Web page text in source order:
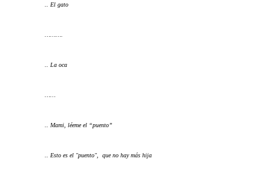
.. El gato
.. La oca
.. Mami, léeme el “puento”
.. Esto es el "puento", que no hay más hija